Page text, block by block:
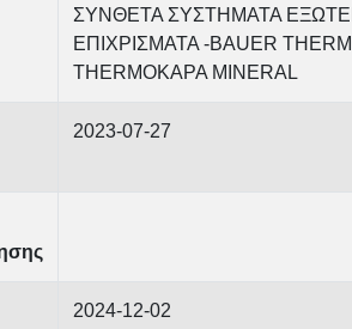
ΣΥΝΘΕΤΑ ΣΥΣΤΗΜΑΤΑ
ΕΠΙΧΡΙΣΜΑΤΑ -BAUER
THERMOKAPA MINERAL
2023-07-27
2024-12-02